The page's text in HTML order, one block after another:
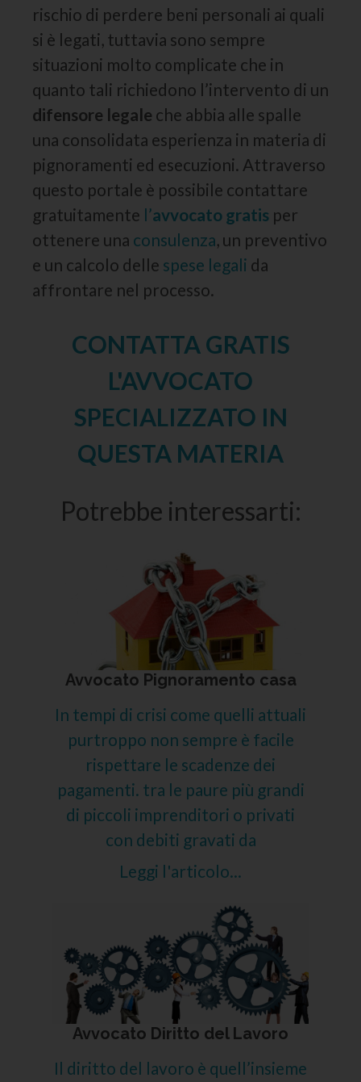
rischio di perdere beni personali ai quali
si è legati, tuttavia sono sempre
situazioni molto complicate che in
quanto tali richiedono l’intervento di un
difensore legale che abbia alle spalle
una consolidata esperienza in materia di
pignoramenti ed esecuzioni. Attraverso
questo portale è possibile contattare
gratuitamente l’avvocato gratis per
ottenere una consulenza, un preventivo
e un calcolo delle spese legali da
affrontare nel processo.
CONTATTA GRATIS
L'AVVOCATO
SPECIALIZZATO IN
QUESTA MATERIA
Potrebbe interessarti:
Avvocato Pignoramento casa
In tempi di crisi come quelli attuali
purtroppo non sempre è facile
rispettare le scadenze dei
pagamenti. tra le paure più grandi
di piccoli imprenditori o privati
con debiti gravati da
Leggi l'articolo...
Avvocato Diritto del Lavoro
Il diritto del lavoro è quell’insieme